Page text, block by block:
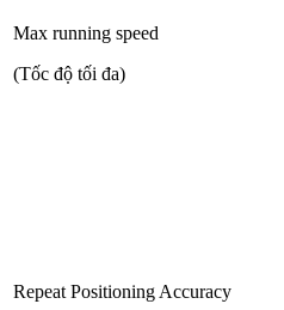
Max running speed
(Tốc độ tối đa)
Repeat Positioning Accuracy